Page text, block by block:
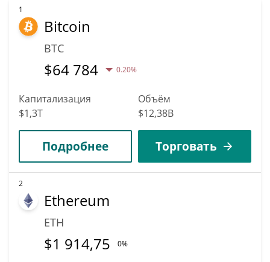
1
Bitcoin
BTC
$64 784 0.20%
Капитализация
$1,3T
Объём
$12,38B
Подробнее Торговать
2
Ethereum
ETH
$1 914,75 0%